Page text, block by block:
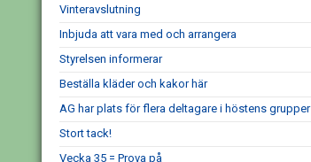
Vinteravslutning
Inbjuda att vara med och arrangera
Styrelsen informerar
Beställa kläder och kakor här
AG har plats för flera deltagare i höstens grupper
Stort tack!
Vecka 35 = Prova på